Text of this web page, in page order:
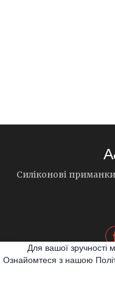
Силіконові
Для вашої зручності
Ознайомтеся з нашою